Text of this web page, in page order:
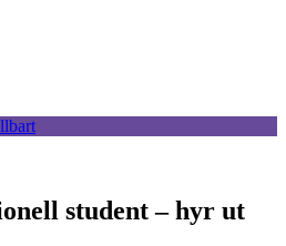
student – hyr ut